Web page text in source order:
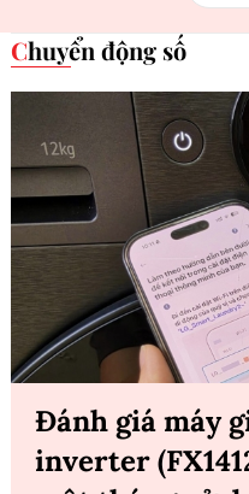
Chuyển động số
Đánh giá máy
inverter